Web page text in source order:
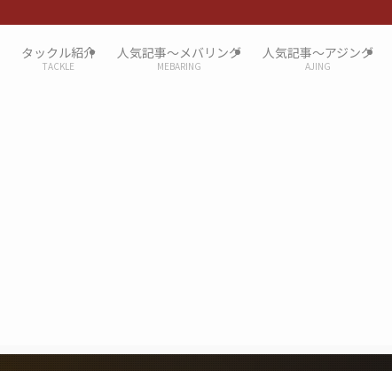
タックル紹介
TACKLE
人気記事〜メバリング
MEBARING
人気記事〜アジング
AJING